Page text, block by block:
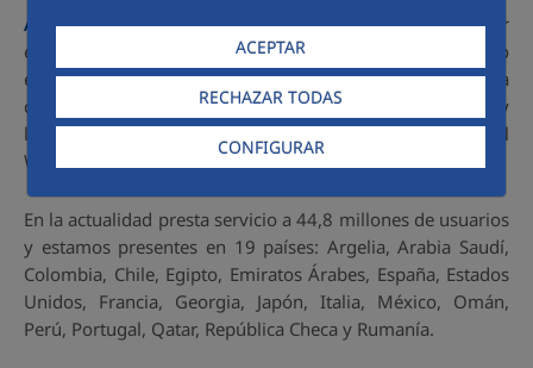
ACEPTAR
RECHAZAR TODAS
CONFIGURAR
Aqualiaes la empresa de gestión del agua participada por
el grupo de servicios ciudadanos FCC (51%) y por el fondo
ético australiano IFM Investors (49%). La compañía es la
cuarta empresa de agua de Europa por población servida y
la novena del mundo, según el último ranking de Global
Water Intelligence (diciembre de 2024).
En la actualidad presta servicio a 44,8 millones de usuarios
y estamos presentes en 19 países: Argelia, Arabia Saudí,
Colombia, Chile, Egipto, Emiratos Árabes, España, Estados
Unidos, Francia, Georgia, Japón, Italia, México, Omán,
Perú, Portugal, Qatar, República Checa y Rumanía.